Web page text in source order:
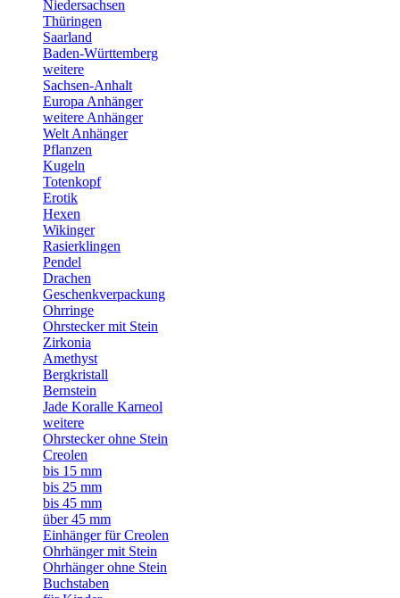
Niedersachsen
Thüringen
Saarland
Baden-Württemberg
weitere
Sachsen-Anhalt
Europa Anhänger
weitere Anhänger
Welt Anhänger
Pflanzen
Kugeln
Totenkopf
Erotik
Hexen
Wikinger
Rasierklingen
Pendel
Drachen
Geschenkverpackung
Ohrringe
Ohrstecker mit Stein
Zirkonia
Amethyst
Bergkristall
Bernstein
Jade Koralle Karneol
weitere
Ohrstecker ohne Stein
Creolen
bis 15 mm
bis 25 mm
bis 45 mm
über 45 mm
Einhänger für Creolen
Ohrhänger mit Stein
Ohrhänger ohne Stein
Buchstaben